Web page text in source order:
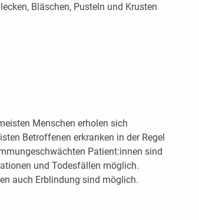
Bläschen, Pusteln und Krusten
Menschen erholen sich
Betroffenen erkranken in der Regel
Patient:innen sind
und Todesfällen möglich.
auch Erblindung sind möglich.